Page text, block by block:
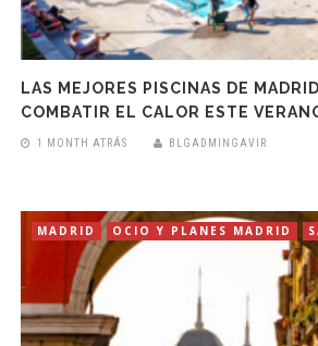
LAS MEJORES PISCINAS DE
COMBATIR EL CALOR ESTE
1 MONTH ATRÁS BLGADMINGAVIR
MADRID OCIO Y PLANES MADRID